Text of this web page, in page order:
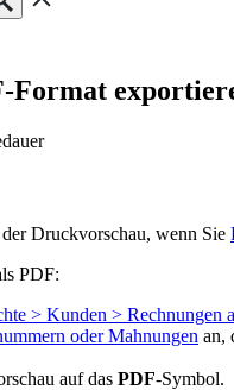
Format
Druckvorschau, wenn Sie
PDF:
> Kunden > Rechnungen
oder Mahnungen an,
auf das PDF-Symbol.